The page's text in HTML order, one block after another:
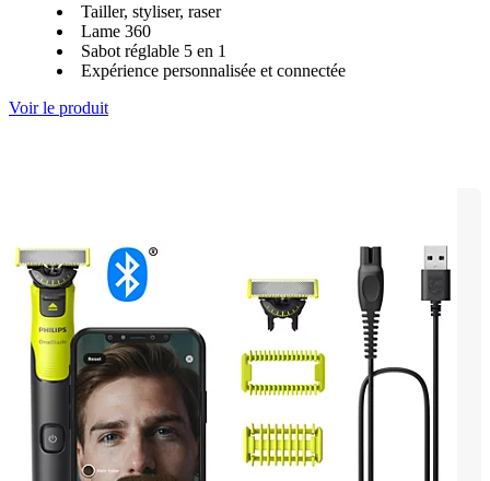
Tailler, styliser, raser
Lame 360
Sabot réglable 5 en 1
Expérience personnalisée et connectée
Voir le produit